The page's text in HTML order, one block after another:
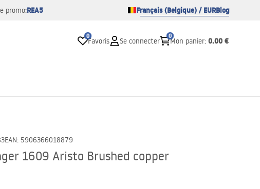
promo:REA5 Français (Belgique) / EURBlog
0
Favoris Se connecter
0
Mon panier: 0.00 €
EAN: 5906366018879
1609 Aristo Brushed copper